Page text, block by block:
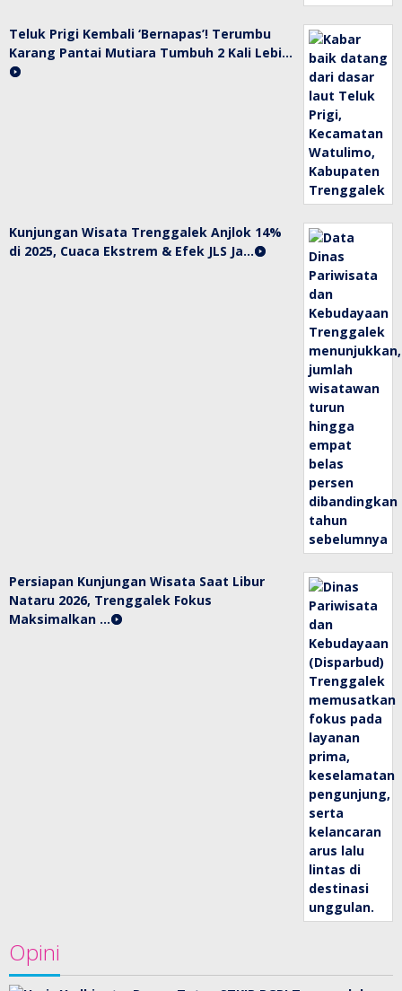
Teluk Prigi Kembali ‘Bernapas’! Terumbu
Karang Pantai Mutiara Tumbuh 2 Kali Lebi…
Kunjungan Wisata Trenggalek Anjlok 14%
di 2025, Cuaca Ekstrem & Efek JLS Ja…
Persiapan Kunjungan Wisata Saat Libur
Nataru 2026, Trenggalek Fokus
Maksimalkan …
Opini